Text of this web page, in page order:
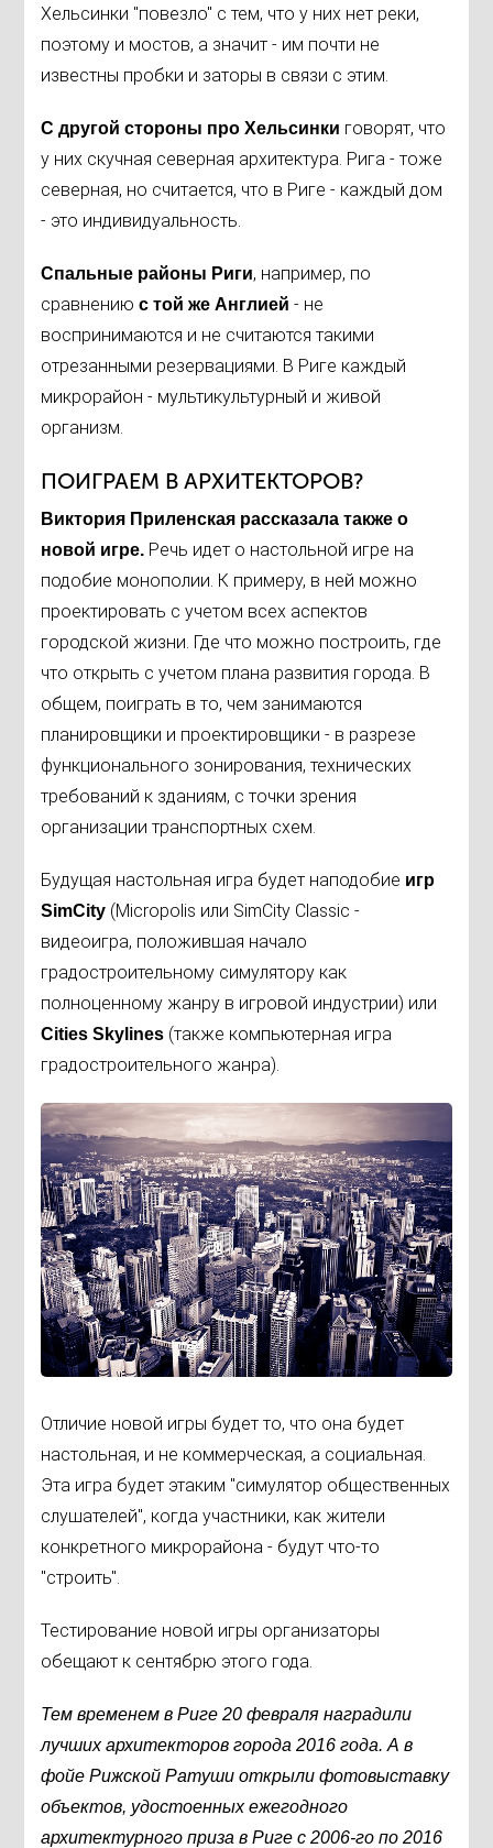
Хельсинки "повезло" с тем, что у них нет реки,
поэтому и мостов, а значит - им почти не
известны пробки и заторы в связи с этим.
С другой стороны про Хельсинки говорят, что
у них скучная северная архитектура. Рига - тоже
северная, но считается, что в Риге - каждый дом
- это индивидуальность.
Спальные районы Риги, например, по
сравнениюс той же Англией - не
воспринимаются и не считаются такими
отрезанными резервациями. В Риге каждый
микрорайон - мультикультурный и живой
организм.
ПОИГРАЕМ В АРХИТЕКТОРОВ?
Виктория Приленская рассказала также о
новой игре. Речь идет о настольной игре на
подобие монополии. К примеру, в ней можно
проектировать с учетом всех аспектов
городской жизни. Где что можно построить, где
что открыть с учетом плана развития города. В
общем, поиграть в то, чем занимаются
планировщики и проектировщики - в разрезе
функционального зонирования, технических
требований к зданиям, с точки зрения
организации транспортных схем.
Будущая настольная игра будет наподобие игр
SimCity (Micropolis или SimCity Classic -
видеоигра, положившая начало
градостроительному симулятору как
полноценному жанру в игровой индустрии) или
Cities Skylines (также компьютерная игра
градостроительного жанра).
Отличие новой игры будет то, что она будет
настольная, и не коммерческая, а социальная.
Эта игра будет этаким "симулятор общественных
слушателей", когда участники, как жители
конкретного микрорайона - будут что-то
"строить".
Тестирование новой игры организаторы
обещают к сентябрю этого года.
Тем временем в Риге 20 февраля наградили
лучших архитекторов города 2016 года. А в
фойе Рижской Ратуши открыли фотовыставку
объектов, удостоенных ежегодного
архитектурного приза в Риге с 2006-го по 2016